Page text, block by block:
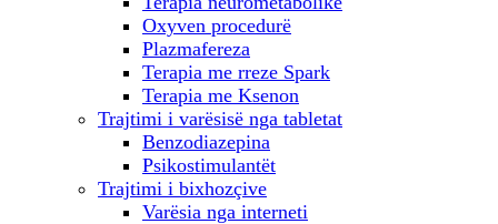
Oxyven procedurë
Plazmafereza
Terapia me rreze Spark
Terapia me Ksenon
Trajtimi i varësisë nga tabletat
Benzodiazepina
Psikostimulantët
Trajtimi i bixhozçive
Varësia nga interneti